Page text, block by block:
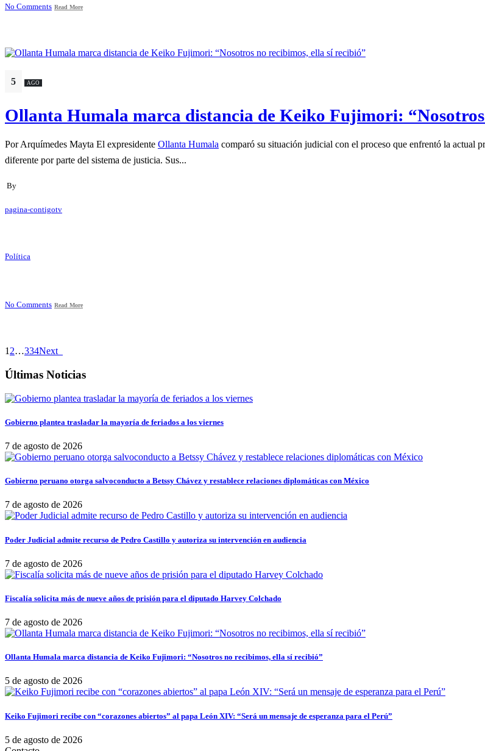
No Comments Read More
5 AGO
Ollanta Humala marca distancia de Keiko Fujimori:
Por Arquímedes Mayta El expresidente Ollanta Humala comparó su situación judicial con el proceso que enfrentó la actual
diferente por parte del sistema de justicia. Sus...
By
pagina-contigotv
Política
No Comments Read More
1 2…334Next
Últimas Noticias
Gobierno plantea trasladar la mayoría de feriados a los viernes
7 de agosto de 2026
Gobierno peruano otorga salvoconducto a Betssy Chávez y restablece relaciones diplomáticas con México
7 de agosto de 2026
Poder Judicial admite recurso de Pedro Castillo y autoriza su intervención en audiencia
7 de agosto de 2026
Fiscalía solicita más de nueve años de prisión para el diputado Harvey Colchado
7 de agosto de 2026
Ollanta Humala marca distancia de Keiko Fujimori: “Nosotros no recibimos, ella sí recibió”
5 de agosto de 2026
Keiko Fujimori recibe con “corazones abiertos” al papa León XIV: “Será un mensaje de esperanza para el Perú”
5 de agosto de 2026